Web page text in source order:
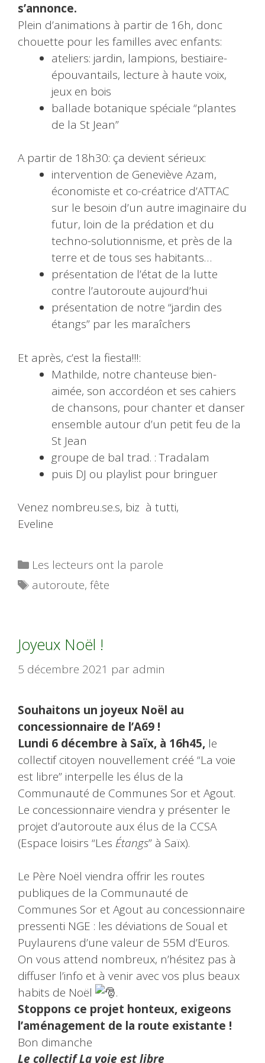
s’annonce.
Plein d’animations à partir de 16h, donc
chouette pour les familles avec enfants:
ateliers: jardin, lampions, bestiaire-
épouvantails, lecture à haute voix,
jeux en bois
ballade botanique spéciale “plantes
de la St Jean”
A partir de 18h30: ça devient sérieux:
intervention de Geneviève Azam,
économiste et co-créatrice d’ATTAC
sur le besoin d’un autre imaginaire du
futur, loin de la prédation et du
techno-solutionnisme, et près de la
terre et de tous ses habitants…
présentation de l’état de la lutte
contre l’autoroute aujourd’hui
présentation de notre “jardin des
étangs” par les maraîchers
Et après, c’est la fiesta!!!:
Mathilde, notre chanteuse bien-
aimée, son accordéon et ses cahiers
de chansons, pour chanter et danser
ensemble autour d’un petit feu de la
St Jean
groupe de bal trad. : Tradalam
puis DJ ou playlist pour bringuer
Venez nombreu.se.s, biz à tutti,
Eveline
Catégories
Les lecteurs ont la parole
Étiquettes
autoroute,fête
Joyeux Noël !
5 décembre 2021 par admin
Souhaitons un joyeux Noël au
concessionnaire de l’A69 !
Lundi 6 décembre à Saïx, à 16h45, le
collectif citoyen nouvellement créé “La voie
est libre” interpelle les élus de la
Communauté de Communes Sor et Agout.
Le concessionnaire viendra y présenter le
projet d’autoroute aux élus de la CCSA
(Espace loisirs “Les Étangs” à Saïx).
Le Père Noël viendra offrir les routes
publiques de la Communauté de
Communes Sor et Agout au concessionnaire
pressenti NGE : les déviations de Soual et
Puylaurens d’une valeur de 55M d’Euros.
On vous attend nombreux, n’hésitez pas à
diffuser l’info et à venir avec vos plus beaux
habits de Noël
.
Stoppons ce projet honteux, exigeons
l’aménagement de la route existante !
Bon dimanche
Le collectif La voie est libre